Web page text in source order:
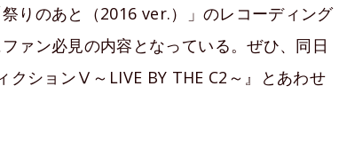
りのあと（2016 ver.）」のレコーディング
ァン必見の内容となっている。ぜひ、同日
ションⅤ～LIVE BY THE C2～』とあわせ